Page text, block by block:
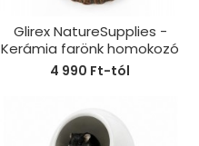
Glirex NatureSupplies -
Kerámia farönk homokozó
4 990 Ft-tól